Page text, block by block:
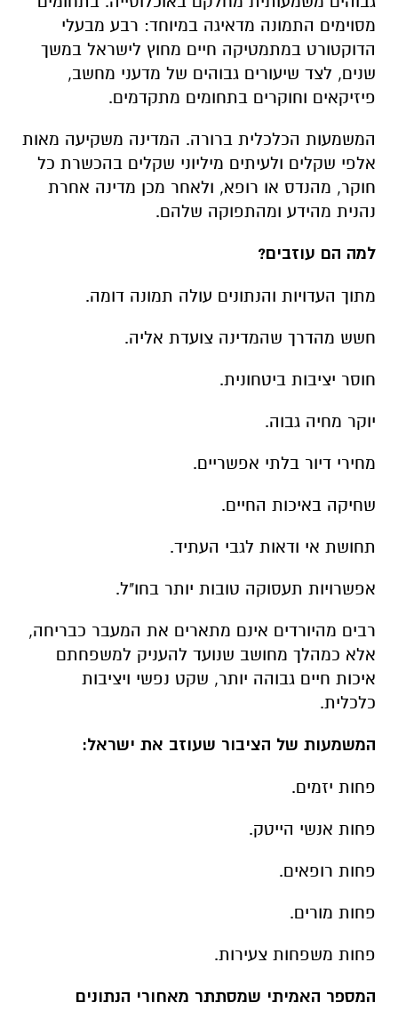
מסוימים התמונה מדאיגה במיוחד: רבע מבעלי
הדוקטורט במתמטיקה חיים מחוץ לישראל במשך
שנים, לצד שיעורים גבוהים של מדעני מחשב,
פיזיקאים וחוקרים בתחומים מתקדמים.
המשמעות הכלכלית ברורה. המדינה משקיעה מאות
אלפי שקלים ולעיתים מיליוני שקלים בהכשרת כל
חוקר, מהנדס או רופא, ולאחר מכן מדינה אחרת
נהנית מהידע ומהתפוקה שלהם.
למה הם עוזבים?
מתוך העדויות והנתונים עולה תמונה דומה.
חשש מהדרך שהמדינה צועדת אליה.
חוסר יציבות ביטחונית.
יוקר מחיה גבוה.
מחירי דיור בלתי אפשריים.
שחיקה באיכות החיים.
תחושת אי ודאות לגבי העתיד.
אפשרויות תעסוקה טובות יותר בחו"ל.
רבים מהיורדים אינם מתארים את המעבר כבריחה,
אלא כמהלך מחושב שנועד להעניק למשפחתם
איכות חיים גבוהה יותר, שקט נפשי ויציבות
כלכלית.
המשמעות של הציבור שעוזב את ישראל:
פחות יזמים.
פחות אנשי הייטק.
פחות רופאים.
פחות מורים.
פחות משפחות צעירות.
המספר האמיתי שמסתתר מאחורי הנתונים